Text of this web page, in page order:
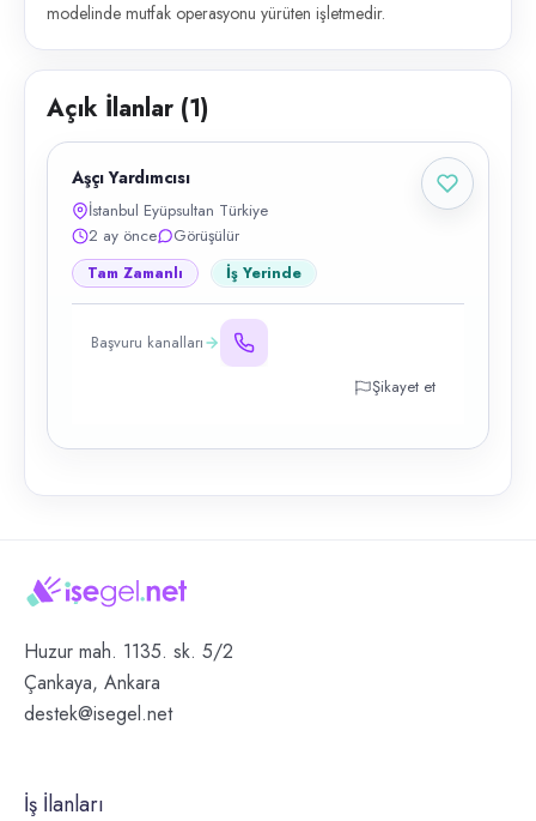
modelinde mutfak operasyonu yürüten işletmedir.
Açık İlanlar (1)
Aşçı Yardımcısı
İstanbul Eyüpsultan Türkiye
2 ay önce
Görüşülür
Tam Zamanlı İş Yerinde
Başvuru kanalları
Şikayet et
Huzur mah. 1135. sk. 5/2
Çankaya, Ankara
destek@isegel.net
İş İlanları